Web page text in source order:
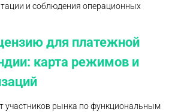
и соблюдения операционных
для платежной
карта режимов и
участников рынка по функциональным